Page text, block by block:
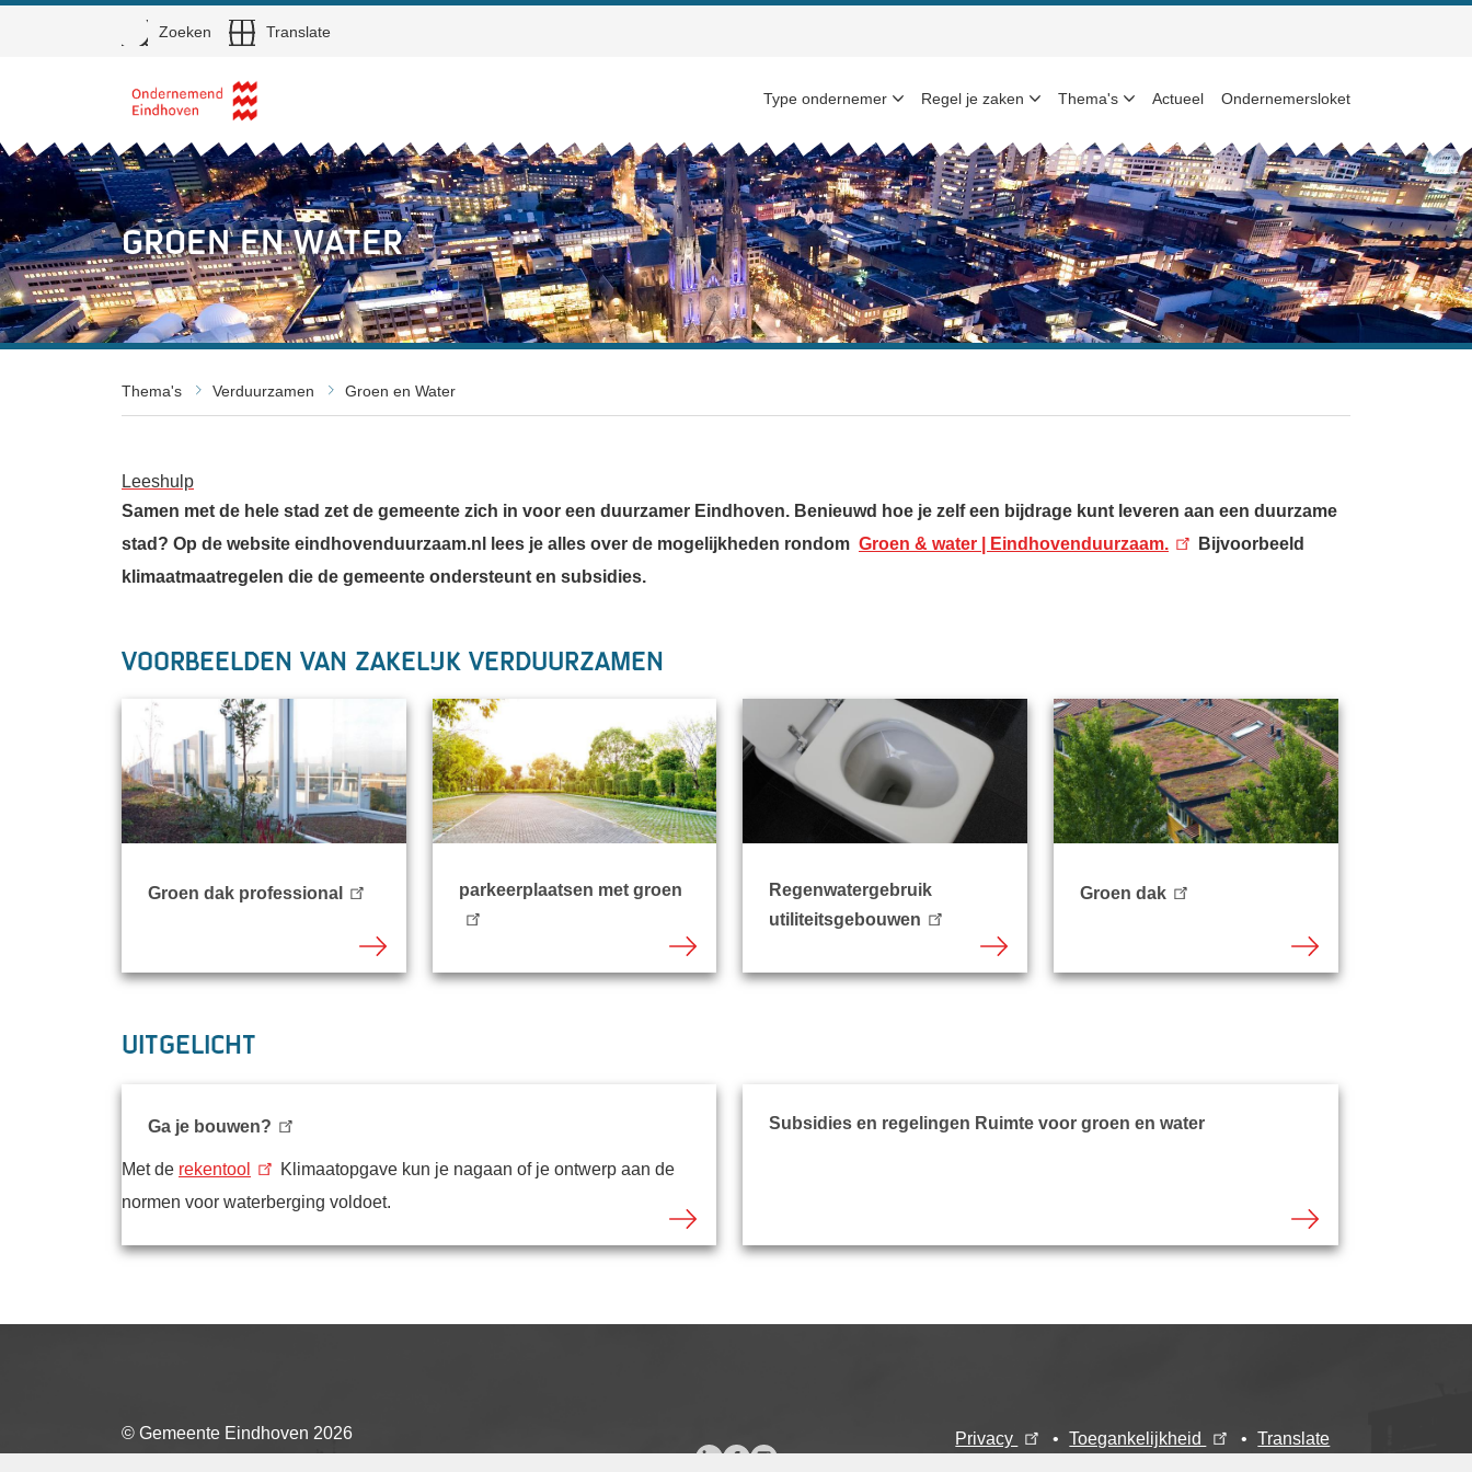
Direct naar de inhoud
Open
Zoeken Translate
Type ondernemer Regel je zaken Thema's Actueel Ondernemersloket
Groen en Water
Thema's Verduurzamen Groen en Water
Leeshulp
Samen met de hele stad zet de gemeente zich in voor een duurzamer Eindhoven. Benieuwd hoe je zelf een bijdrage kunt leveren aan een duurzame
stad? Op de website eindhovenduurzaam.nl lees je alles over de mogelijkheden rondom Groen & water | Eindhovenduurzaam.
Bijvoorbeeld
klimaatmaatregelen die de gemeente ondersteunt en subsidies.
Voorbeelden van zakelijk verduurzamen
Groen dak professional parkeerplaatsen met groen
Regenwatergebruik
utiliteitsgebouwen
Groen dak
Uitgelicht
Ga je bouwen?
Met de rekentool
Klimaatopgave kun je nagaan of je ontwerp aan de
normen voor waterberging voldoet.
Subsidies en regelingen Ruimte voor groen en water
© Gemeente Eindhoven 2026 Privacy Toegankelijkheid Translate